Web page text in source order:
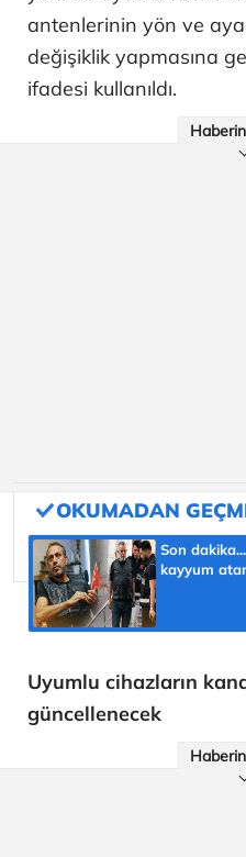
antenlerinin yön ve
değişiklik yapmasına
ifadesi kullanıldı.
Son
kayyum
Uyumlu cihazların
güncellenecek